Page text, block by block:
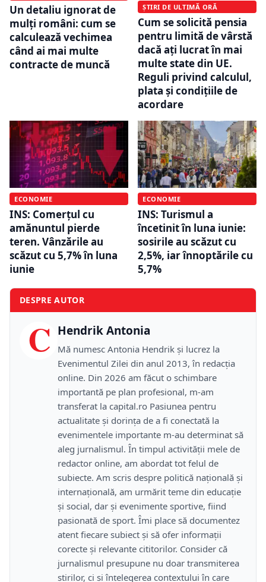
Un detaliu ignorat de
mulți români: cum se
calculează vechimea
când ai mai multe
contracte de muncă
ȘTIRI DE ULTIMĂ ORĂ
Cum se solicită pensia
pentru limită de vârstă
dacă ați lucrat în mai
multe state din UE.
Reguli privind calculul,
plata și condițiile de
acordare
ECONOMIE
INS: Comerțul cu
amănuntul pierde
teren. Vânzările au
scăzut cu 5,7% în luna
iunie
ECONOMIE
INS: Turismul a
încetinit în luna iunie:
sosirile au scăzut cu
2,5%, iar înnoptările cu
5,7%
DESPRE AUTOR
C Hendrik Antonia
Mă numesc Antonia Hendrik și lucrez la
Evenimentul Zilei din anul 2013, în redacția
online. Din 2026 am făcut o schimbare
importantă pe plan profesional, m-am
transferat la capital.ro Pasiunea pentru
actualitate și dorința de a fi conectată la
evenimentele importante m-au determinat să
aleg jurnalismul. În timpul activității mele de
redactor online, am abordat tot felul de
subiecte. Am scris despre politică națională și
internațională, am urmărit teme din educație
și social, dar și evenimente sportive, fiind
pasionată de sport. Îmi place să documentez
atent fiecare subiect și să ofer informații
corecte și relevante cititorilor. Consider că
jurnalismul presupune nu doar transmiterea
știrilor, ci și înțelegerea contextului în care